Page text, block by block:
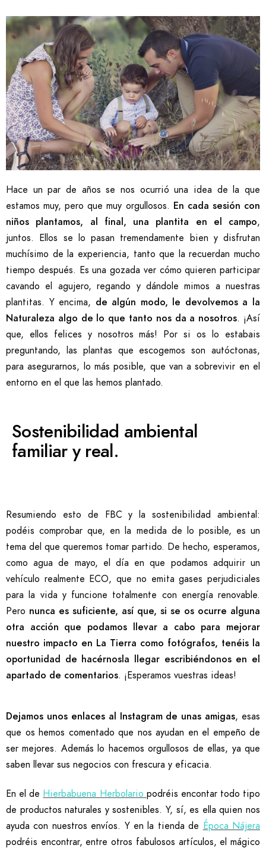
Hace un par de años se nos ocurrió una idea de la que
estamos muy, pero que muy orgullosos. En cada sesión con
niños plantamos, al final, una plantita en el campo,
juntos. Ellos se lo pasan tremendamente bien y disfrutan
muchísimo de la experiencia, tanto que la recuerdan mucho
tiempo después. Es una gozada ver cómo quieren participar
cavando el agujero, regando y dándole mimos a nuestras
plantitas. Y encima, de algún modo, le devolvemos a la
Naturaleza algo de lo que tanto nos da a nosotros. ¡Así
que, ellos felices y nosotros más! Por si os lo estabais
preguntando, las plantas que escogemos son autóctonas,
para asegurarnos, lo más posible, que van a sobrevivir en el
entorno en el que las hemos plantado.
Sostenibilidad ambiental
familiar y real.
Resumiendo esto de FBC y la sostenibilidad ambiental:
podéis comprobar que, en la medida de lo posible, es un
tema del que queremos tomar partido. De hecho, esperamos,
como agua de mayo, el día en que podamos adquirir un
vehículo realmente ECO, que no emita gases perjudiciales
para la vida y funcione totalmente con energía renovable.
Pero nunca es suficiente, así que, si se os ocurre alguna
otra acción que podamos llevar a cabo para mejorar
nuestro impacto en La Tierra como fotógrafos, tenéis la
oportunidad de hacérnosla llegar escribiéndonos en el
apartado de comentarios. ¡Esperamos vuestras ideas!
Dejamos unos enlaces al Instagram de unas amigas, esas
que os hemos comentado que nos ayudan en el empeño de
ser mejores. Además lo hacemos orgullosos de ellas, ya que
saben llevar sus negocios con frescura y eficacia.
En el de Hierbabuena Herbolario podréis encontar todo tipo
de productos naturales y sostenibles. Y, sí, es ella quien nos
ayuda con nuestros envíos. Y en la tienda de Época Nájera
podréis encontrar, entre otros fabulosos artículos, el mágico